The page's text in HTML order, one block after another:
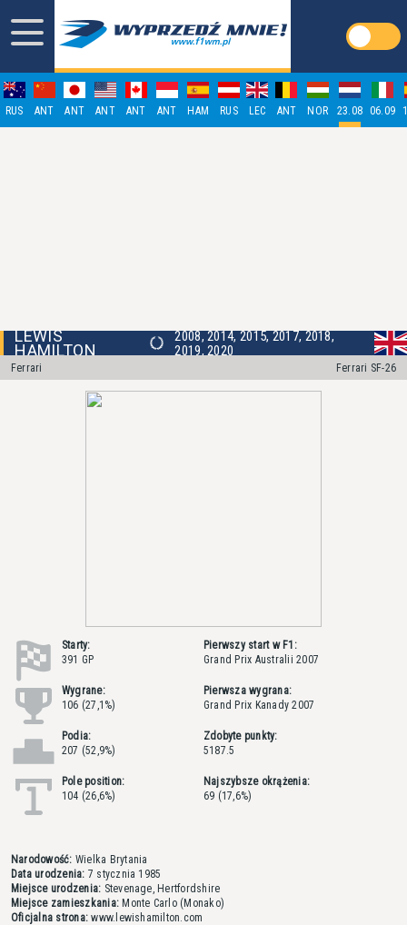
RUS ANT ANT ANT ANT ANT HAM RUS LEC ANT NOR 23.08 06.09
LEWIS
HAMILTON
2008, 2014, 2015, 2017, 2018,
2019, 2020
Ferrari Ferrari SF-26
Starty:
391 GP
Pierwszy start w F1:
Grand Prix Australii 2007
Wygrane:
106 (27,1%)
Pierwsza wygrana:
Grand Prix Kanady 2007
Podia:
207 (52,9%)
Zdobyte punkty:
5187.5
Pole position:
104 (26,6%)
Najszybsze okrążenia:
69 (17,6%)
Narodowość: Wielka Brytania
Data urodzenia: 7 stycznia 1985
Miejsce urodzenia: Stevenage, Hertfordshire
Miejsce zamieszkania: Monte Carlo (Monako)
Oficjalna strona: www.lewishamilton.com